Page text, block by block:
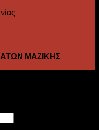
ΜΑΖΙΚΗΣ